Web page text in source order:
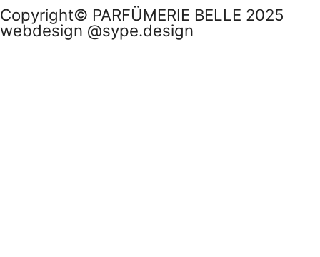
Copyright© PARFÜMERIE BELLE 2025
webdesign @sype.design